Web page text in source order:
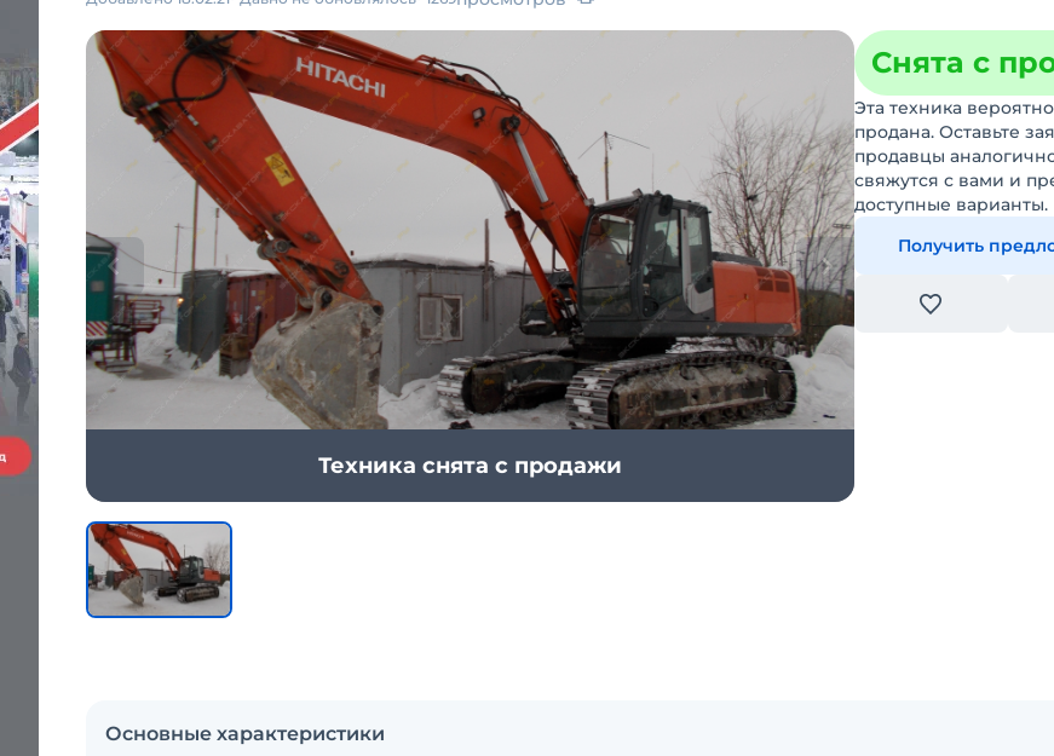
Техника снята с продажи
Снята с
Эта техника
продана. Оставьте
продавцы
свяжутся с вами и
доступные варианты.
Получить
Основные характеристики